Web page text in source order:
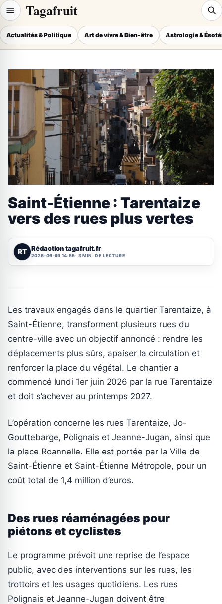
Tagafruit
Actualités & Politique Art de vivre & Bien-être Astrologie &
Saint-Étienne : Tarentaize
vers des rues plus vertes
RT Rédaction tagafruit.fr
2026-06-09 14:55 3 MIN. DE LECTURE
Les travaux engagés dans le quartier Tarentaize, à
Saint-Étienne, transforment plusieurs rues du
centre-ville avec un objectif annoncé : rendre les
déplacements plus sûrs, apaiser la circulation et
renforcer la place du végétal. Le chantier a
commencé lundi 1er juin 2026 par la rue Tarentaize
et doit s’achever au printemps 2027.
L’opération concerne les rues Tarentaize, Jo-
Gouttebarge, Polignais et Jeanne-Jugan, ainsi que
la place Roannelle. Elle est portée par la Ville de
Saint-Étienne et Saint-Étienne Métropole, pour un
coût total de 1,4 million d’euros.
Des rues réaménagées pour
piétons et cyclistes
Le programme prévoit une reprise de l’espace
public, avec des interventions sur les rues, les
trottoirs et les usages quotidiens. Les rues
Polignais et Jeanne-Jugan doivent être